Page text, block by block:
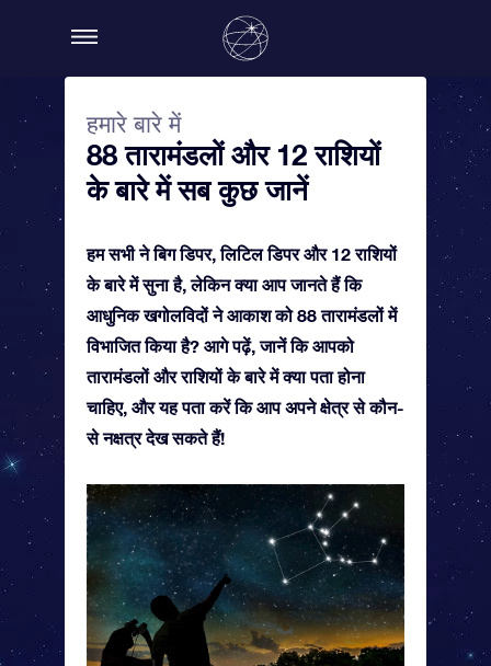
हमारे बारे में
88 तारामंडलों और 12 राशियों
के बारे में सब कुछ जानें
हम सभी ने बिग डिपर, लिटिल डिपर और 12 राशियों
के बारे में सुना है, लेकिन क्या आप जानते हैं कि
आधुनिक खगोलविदों ने आकाश को 88 तारामंडलों में
विभाजित किया है? आगे पढ़ें, जानें कि आपको
तारामंडलों और राशियों के बारे में क्या पता होना
चाहिए, और यह पता करें कि आप अपने क्षेत्र से कौन-
से नक्षत्र देख सकते हैं!